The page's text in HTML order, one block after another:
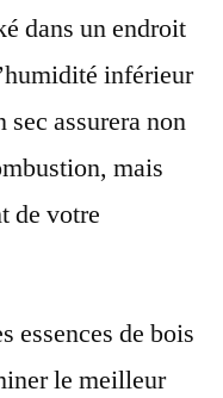
dans un endroit
inférieur
assurera non
mais
de votre
essences de bois
le meilleur